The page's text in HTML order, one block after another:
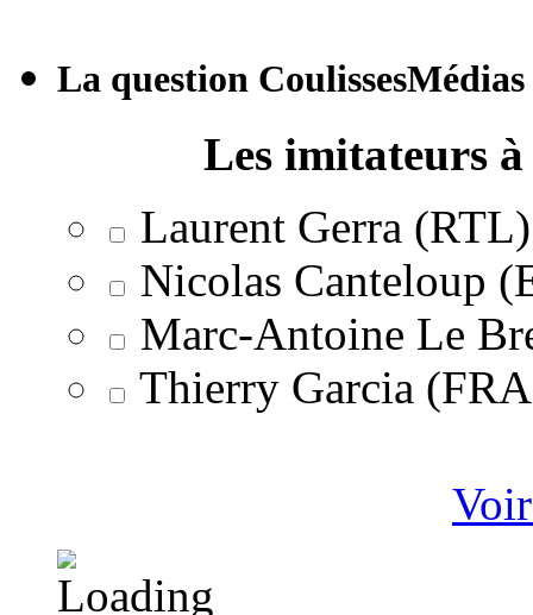
La question CoulissesMédias
Les imitateurs
Laurent Gerra (RTL)
Nicolas Canteloup
Marc-Antoine Le
Thierry Garcia